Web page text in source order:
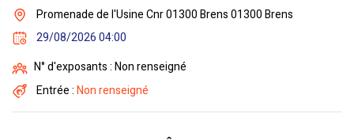
Promenade de l'Usine Cnr 01300 Brens 01300 Brens
29/08/2026 04:00
N° d'exposants : Non renseigné
Entrée :Non renseigné